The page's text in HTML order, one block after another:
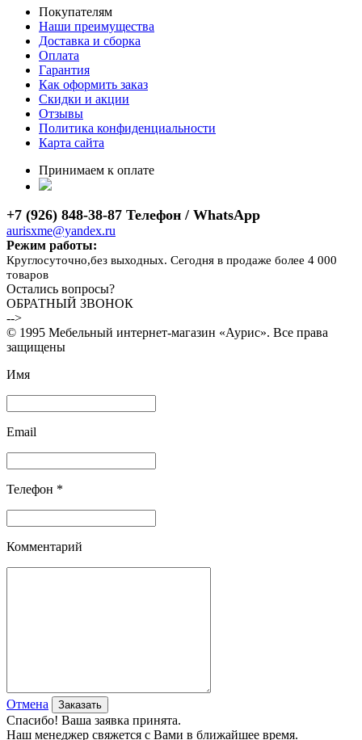
Покупателям
Наши преимущества
Доставка и сборка
Оплата
Гарантия
Как оформить заказ
Скидки и акции
Отзывы
Политика конфиденциальности
Карта сайта
Принимаем к оплате
+7 (926) 848-38-87 Телефон / WhatsApp
aurisxme@yandex.ru
Режим работы:
Круглосуточно,без выходных. Сегодня в продаже более 4 000
товаров
Остались вопросы?
ОБРАТНЫЙ ЗВОНОК
-->
© 1995 Мебельный интернет-магазин «Аурис». Все права
защищены
Имя
Email
Телефон *
Комментарий
Отмена
Спасибо! Ваша заявка принята.
Наш менеджер свяжется с Вами в ближайшее время.